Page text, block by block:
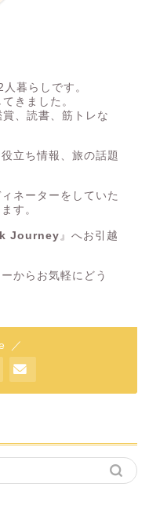
暮らしです。
きました。
、読書、筋トレな
立ち情報、旅の話題
ネーターをしていた
す。
Journey 』へお引越
からお気軽にどう
／